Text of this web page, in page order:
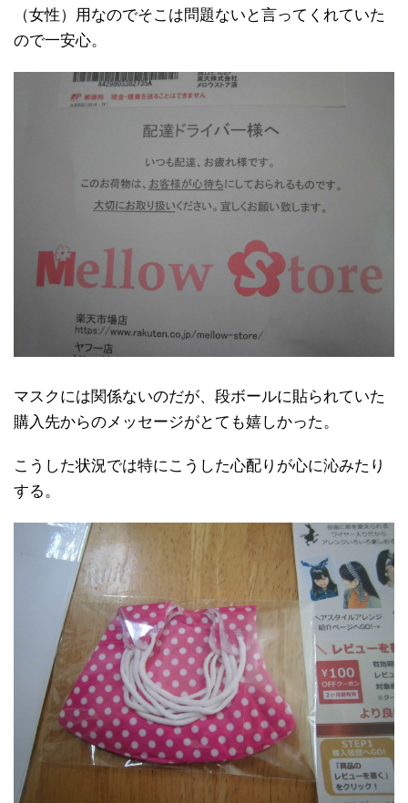
（女性）用なのでそこは問題ないと言ってくれていた
ので一安心。
マスクには関係ないのだが、段ボールに貼られていた
購入先からのメッセージがとても嬉しかった。
こうした状況では特にこうした心配りが心に沁みたり
する。